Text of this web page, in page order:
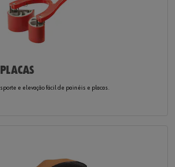
e elevação fácil de painéis e placas.